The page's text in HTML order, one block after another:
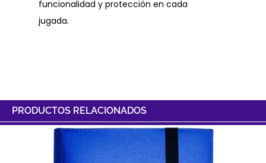
funcionalidad y protección en cada
jugada.
PRODUCTOS RELACIONADOS